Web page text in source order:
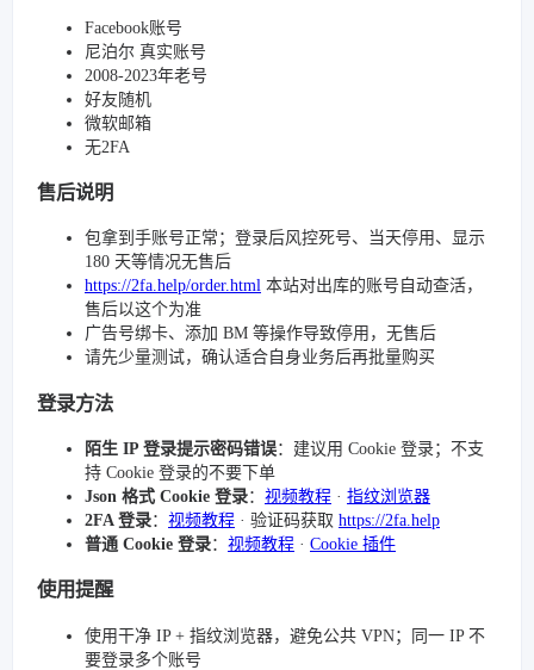
Facebook账号
尼泊尔 真实账号
2008-2023年老号
好友随机
微软邮箱
无2FA
售后说明
包拿到手账号正常；登录后风控死号、当天停用、显示
180 天等情况无售后
https://2fa.help/order.html 本站对出库的账号自动查活，
售后以这个为准
广告号绑卡、添加 BM 等操作导致停用，无售后
请先少量测试，确认适合自身业务后再批量购买
登录方法
陌生 IP 登录提示密码错误：建议用 Cookie 登录；不支
持 Cookie 登录的不要下单
Json 格式 Cookie 登录： 视频教程 · 指纹浏览器
2FA 登录： 视频教程 · 验证码获取 https://2fa.help
普通 Cookie 登录： 视频教程 · Cookie 插件
使用提醒
使用干净 IP + 指纹浏览器，避免公共 VPN；同一 IP 不
要登录多个账号